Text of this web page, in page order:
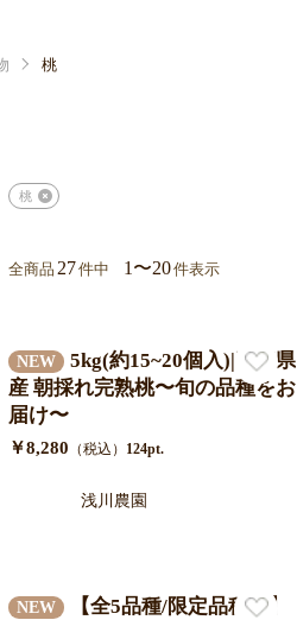
桃
桃
全商品 27件中 1〜20件表示
NEW
5kg(約15~20個入)|新潟県
産 朝採れ完熟桃〜旬の品種をお
届け〜
￥8,280 （税込） 124pt.
浅川農園
NEW
【全5品種/限定品種入】